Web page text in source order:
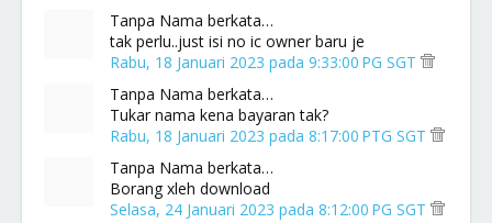
Tanpa Nama berkata…
tak perlu..just isi no ic owner baru je
Rabu, 18 Januari 2023 pada 9:33:00 PG SGT
Tanpa Nama berkata…
Tukar nama kena bayaran tak?
Rabu, 18 Januari 2023 pada 8:17:00 PTG SGT
Tanpa Nama berkata…
Borang xleh download
Selasa, 24 Januari 2023 pada 8:12:00 PG SGT